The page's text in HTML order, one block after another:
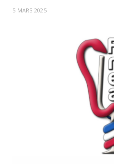
5 MARS 2025